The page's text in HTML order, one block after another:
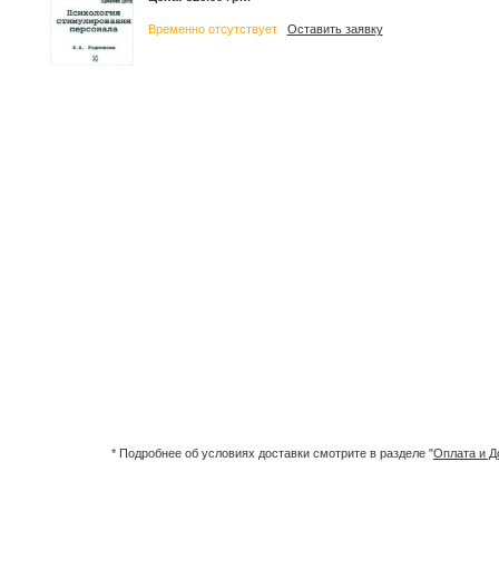
Временно отсутствует Оставить заявку
* Подробнее об условиях доставки смотрите в разделе "Оплата и